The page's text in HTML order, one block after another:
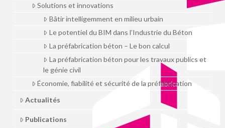
Solutions et innovations
Bâtir intelligemment en milieu urbain
Le potentiel du BIM dans l’Industrie du Béton
La préfabrication béton – Le bon calcul
La préfabrication béton pour les travaux publics et
le génie civil
Économie, fiabilité et sécurité de la préfabrication
Actualités
Publications